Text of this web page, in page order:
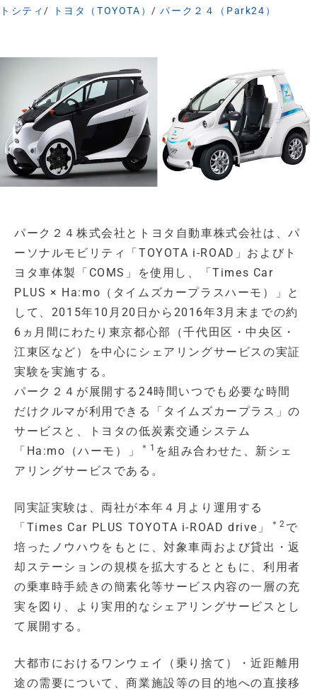
トシティ/ トヨタ（TOYOTA）/パーク２４（Park24）
パーク２４株式会社とトヨタ自動車株式会社は、パ
ーソナルモビリティ「TOYOTA i-ROAD」およびト
ヨタ車体製「COMS」を使用し、「Times Car
PLUS × Ha:mo（タイムズカープラスハーモ）」と
して、2015年10月20日から2016年3月末までの約
6ヵ月間にわたり東京都心部（千代田区・中央区・
江東区など）を中心にシェアリングサービスの実証
実験を実施する。
パーク２４が展開する24時間いつでも必要な時間
だけクルマが利用できる「タイムズカープラス」の
サービスと、トヨタの低炭素交通システム
「Ha:mo（ハーモ）」
＊1 を組み合わせた、新シェ
アリングサービスである。
同実証実験は、両社が本年４月より運用する
「Times Car PLUS TOYOTA i-ROAD drive」
＊2 で
培ったノウハウをもとに、対象車両および貸出・返
却ステーションの規模を拡大するとともに、利用者
の乗車時手続きの簡素化等サービス内容の一層の充
実を図り、より実用的なシェアリングサービスとし
て展開する。
大都市におけるワンウェイ（乗り捨て）・近距離用
途の需要について、商業施設等の目的地への直接移